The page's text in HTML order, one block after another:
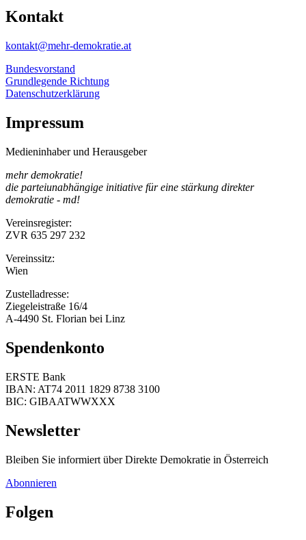
Kontakt
kontakt@mehr-demokratie.at
Bundesvorstand
Grundlegende Richtung
Datenschutzerklärung
Impressum
Medieninhaber und Herausgeber
mehr demokratie!
die parteiunabhängige initiative für eine stärkung direkter
demokratie - md!
Vereinsregister:
ZVR 635 297 232
Vereinssitz:
Wien
Zustelladresse:
Ziegeleistraße 16/4
A-4490 St. Florian bei Linz
Spendenkonto
ERSTE Bank
IBAN: AT74 2011 1829 8738 3100
BIC: GIBAATWWXXX
Newsletter
Bleiben Sie informiert über Direkte Demokratie in Österreich
Abonnieren
Folgen